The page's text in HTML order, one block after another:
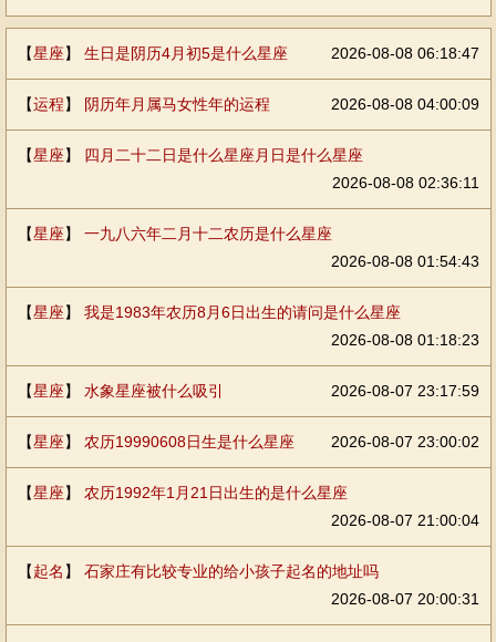
【星座】 生日是阴历4月初5是什么星座 2026-08-08 06:18:47
【运程】 阴历年月属马女性年的运程 2026-08-08 04:00:09
【星座】 四月二十二日是什么星座月日是什么星座
2026-08-08 02:36:11
【星座】 一九八六年二月十二农历是什么星座
2026-08-08 01:54:43
【星座】 我是1983年农历8月6日出生的请问是什么星座
2026-08-08 01:18:23
【星座】 水象星座被什么吸引 2026-08-07 23:17:59
【星座】 农历19990608日生是什么星座 2026-08-07 23:00:02
【星座】 农历1992年1月21日出生的是什么星座
2026-08-07 21:00:04
【起名 】 石家庄有比较专业的给小孩子起名的地址吗
2026-08-07 20:00:31